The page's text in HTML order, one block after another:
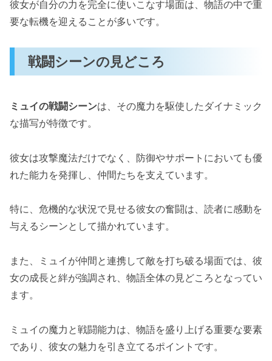
彼女が自分の力を完全に使いこなす場面は、物語の中で重
要な転機を迎えることが多いです。
戦闘シーンの見どころ
ミュイの戦闘シーンは、その魔力を駆使したダイナミック
な描写が特徴です。
彼女は攻撃魔法だけでなく、防御やサポートにおいても優
れた能力を発揮し、仲間たちを支えています。
特に、危機的な状況で見せる彼女の奮闘は、読者に感動を
与えるシーンとして描かれています。
また、ミュイが仲間と連携して敵を打ち破る場面では、彼
女の成長と絆が強調され、物語全体の見どころとなってい
ます。
ミュイの魔力と戦闘能力は、物語を盛り上げる重要な要素
であり、彼女の魅力を引き立てるポイントです。